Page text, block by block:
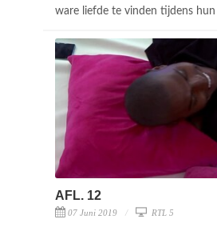
ware liefde te vinden tijdens
AFL. 12
07 Juni 2019 RTL 5